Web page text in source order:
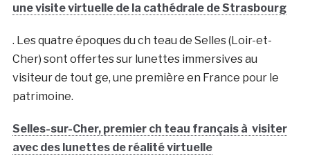
une visite virtuelle de la cathédrale de Strasbourg
. Les quatre époques du ch teau de Selles (Loir-et-
Cher) sont offertes sur lunettes immersives au
visiteur de tout ge, une première en France pour le
patrimoine.
Selles-sur-Cher, premier ch teau français à visiter
avec des lunettes de réalité virtuelle